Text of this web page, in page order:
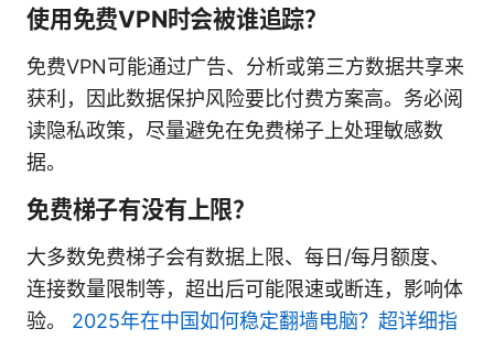
使用免费VPN时会被谁追踪？
免费VPN可能通过广告、分析或第三方数据共享来
获利，因此数据保护风险要比付费方案高。务必阅
读隐私政策，尽量避免在免费梯子上处理敏感数
据。
免费梯子有没有上限？
大多数免费梯子会有数据上限、每日/每月额度、
连接数量限制等，超出后可能限速或断连，影响体
验。 2025年在中国如何稳定翻墙电脑？超详细指